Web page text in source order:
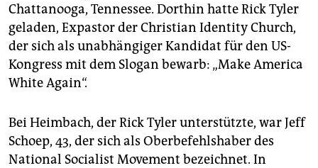
Chatta­noo­­ga, Tennessee. Dorthin hatte Rick Tyler
geladen, Expastor der Christian Identity Church,
der sich als unabhängiger Kandidat für den US-
Kongress mit dem Slogan bewarb: „Make America
White Again“.
Bei Heimbach, der Rick Tyler unterstützte, war Jeff
Schoep, 43, der sich als Oberbefehlshaber des
National Socialist Move­ment bezeichnet. In